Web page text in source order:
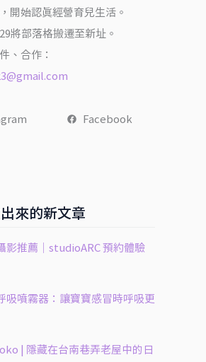
開始認真經營育兒生活。
將部落格搬遷至新址。
、合作：
Facebook
來的新文章
影推薦｜studioARC 預約體驗
吸噴霧器：讓寶寶感冒時呼吸更
| 隱藏在台南巷弄老屋中的日